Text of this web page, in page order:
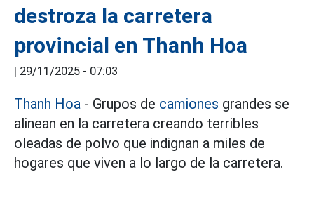
destroza la carretera
provincial en Thanh Hoa
29/11/2025 - 07:03
Thanh Hoa - Grupos de camiones grandes se
alinean en la carretera creando terribles
oleadas de polvo que indignan a miles de
hogares que viven a lo largo de la carretera.